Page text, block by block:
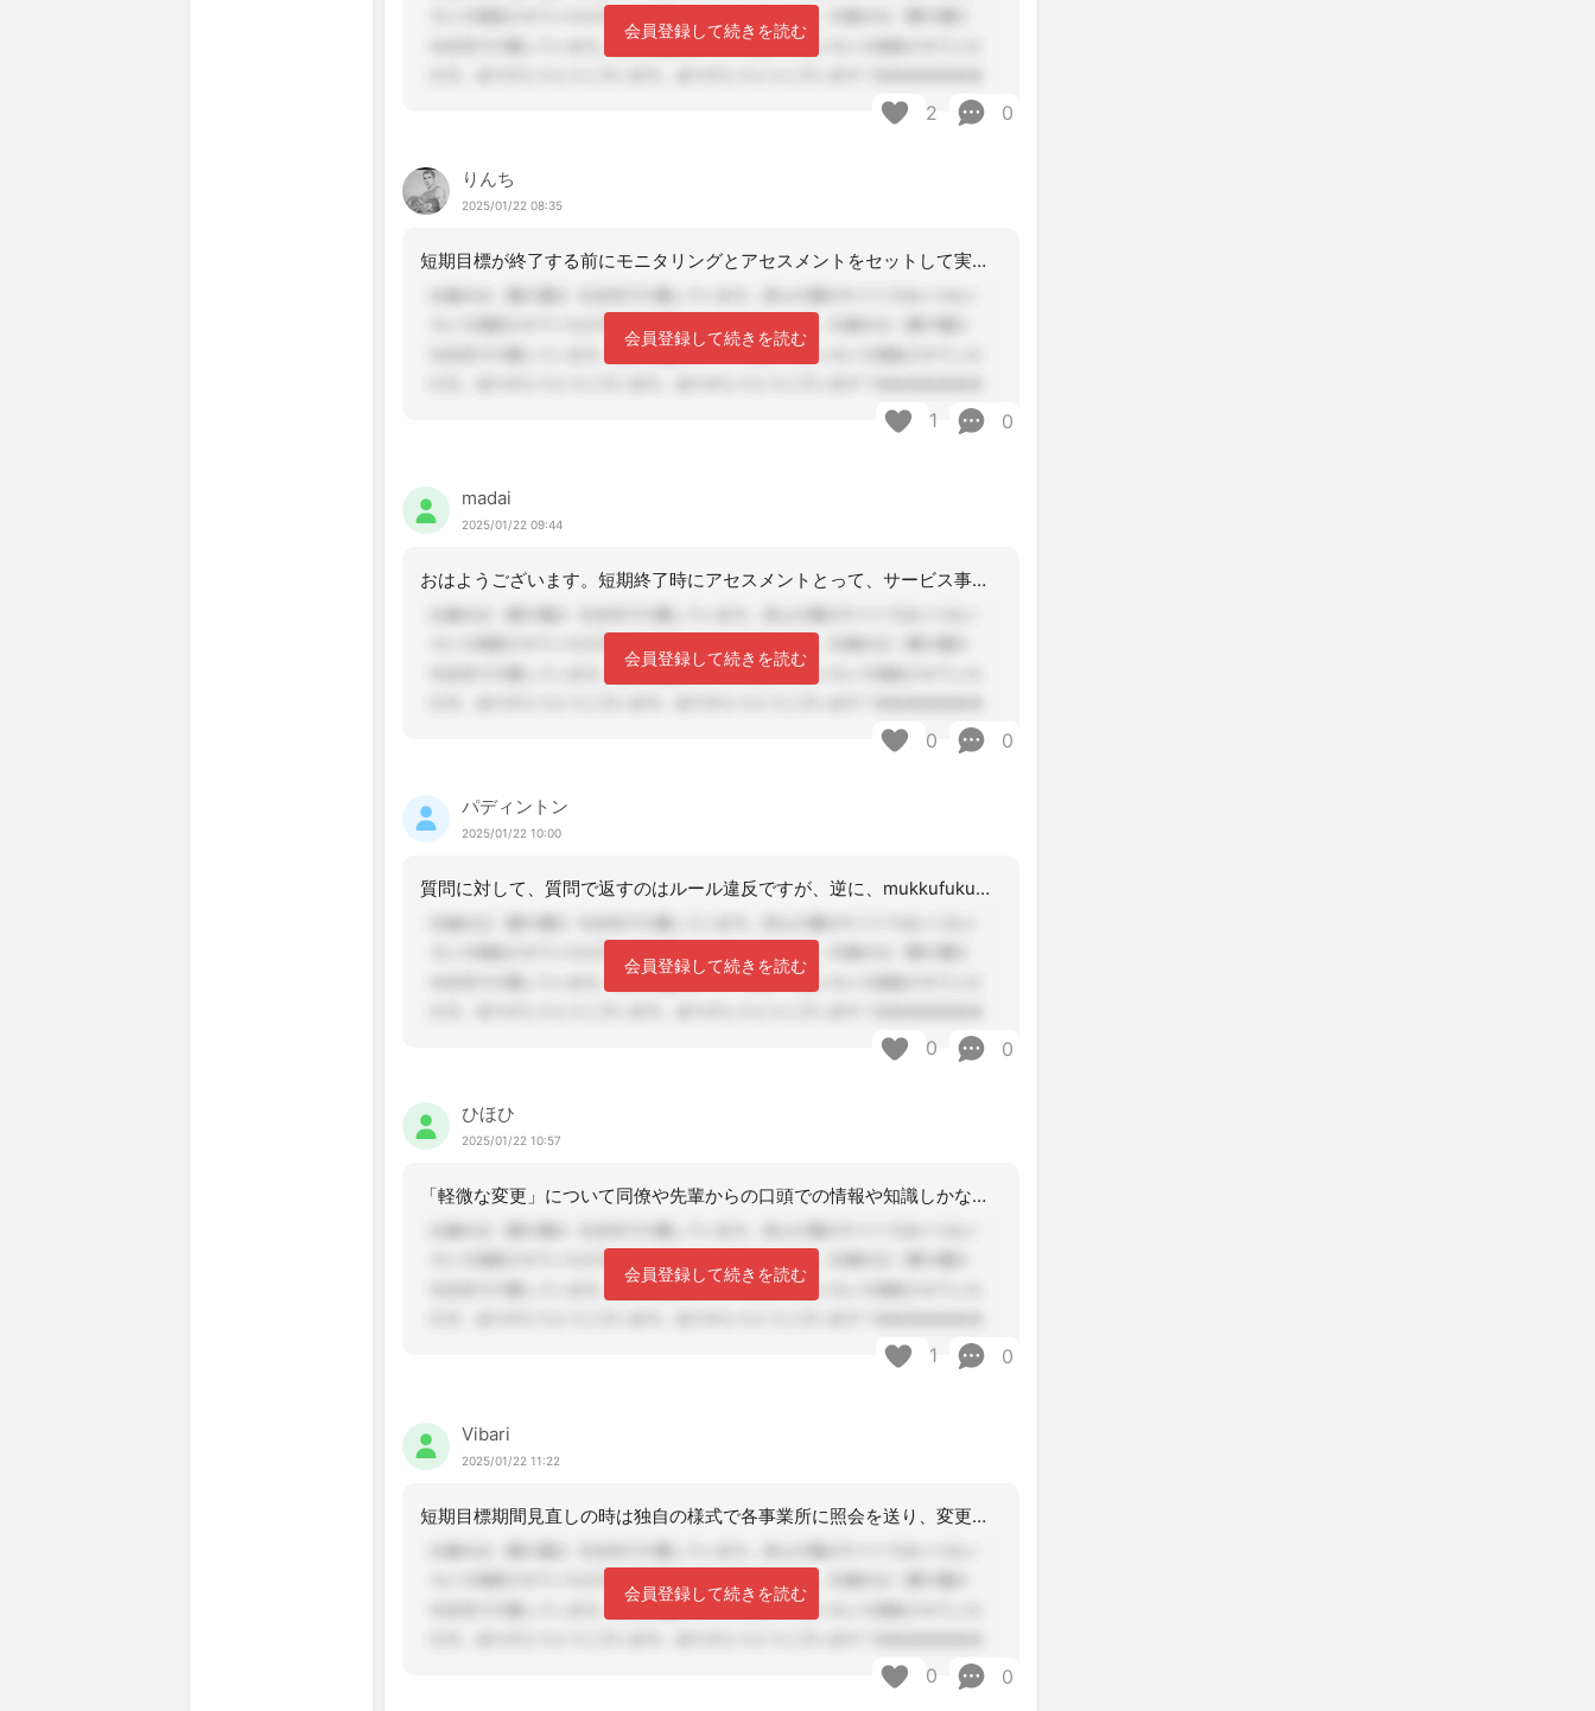
会員登録して続きを読む
2 0
りんち
2025/01/22 08:35
短期目標が終了する前にモニタリングとアセスメントをセットして実施してください。ア
会員登録して続きを読む
1 0
madai
2025/01/22 09:44
おはようございます。短期終了時にアセスメントとって、サービス事業所からの意見を聞
会員登録して続きを読む
0 0
パディントン
2025/01/22 10:00
質問に対して、質問で返すのはルール違反ですが、逆に、mukkufukuさんは、ど
会員登録して続きを読む
0 0
ひほひ
2025/01/22 10:57
「軽微な変更」について同僚や先輩からの口頭での情報や知識しかないので心配なんだと
会員登録して続きを読む
1 0
Vibari
2025/01/22 11:22
短期目標期間見直しの時は独自の様式で各事業所に照会を送り、変更がなく現状維持であ
会員登録して続きを読む
0 0